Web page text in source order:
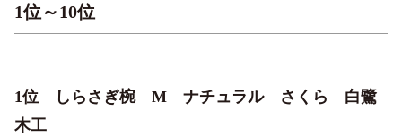
1位～10位
1位 しらさぎ椀 M ナチュラル さくら 白鷺
木工